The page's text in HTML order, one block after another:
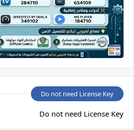
Do not need License Key
Do not need License Key